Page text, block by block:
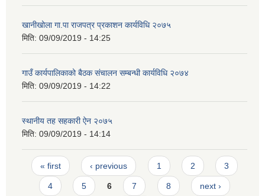
खानीखोला गा.पा राजपत्र प्रकाशन कार्यविधि २०७५
मिति: 09/09/2019 - 14:25
गाउँ कार्यपालिकाको बैठक संचालन सम्बन्धी कार्यविधि २०७४
मिति: 09/09/2019 - 14:22
स्थानीय तह सहकारी ऐन २०७५
मिति: 09/09/2019 - 14:14
Pages
« first ‹ previous 1 2 3
4 5 6 7 8 next ›